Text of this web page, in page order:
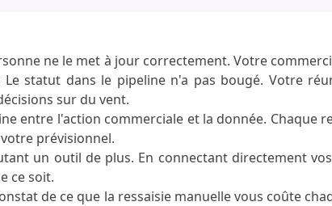
ne le met à jour correctement. Votre
statut dans le pipeline n'a pas bougé. Votre
sur du vent.
entre l'action commerciale et la donnée. Chaque
prévisionnel.
un outil de plus. En connectant directement
ce soit.
de ce que la ressaisie manuelle vous coûte